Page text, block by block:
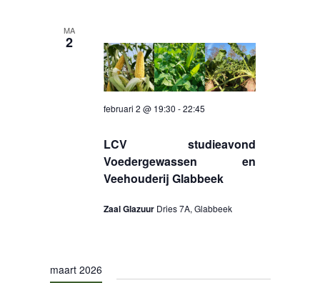
MA
2
LCV studieavond
Voedergewassen en
Veehouderij Glabbeek
februari 2 @ 19:30 -22:45
Zaal Glazuur Dries 7A, Glabbeek
maart 2026